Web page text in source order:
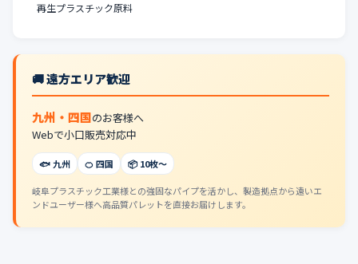
再生プラスチック原料
🚚 遠方エリア歓迎
九州・四国のお客様へ
Webで小口販売対応中
🐟 九州 🍊 四国 📦 10枚〜
岐阜プラスチック工業様との強固なパイプを活かし、製造拠点から遠いエ
ンドユーザー様へ高品質パレットを直接お届けします。